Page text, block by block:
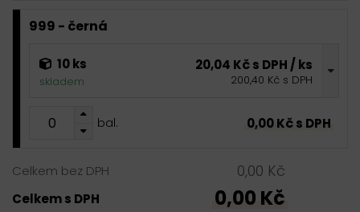
999 - černá
10 ks
skladem
20,04 Kč s DPH / ks
200,40 Kč s DPH
bal. 0,00 Kč s DPH
Celkem bez DPH 0,00 Kč
Celkem s DPH 0,00 Kč